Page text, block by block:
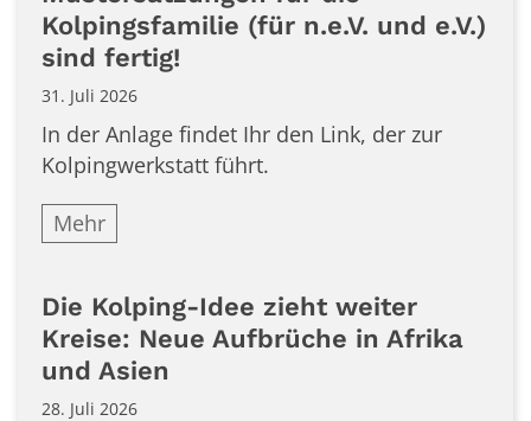
Kolpingsfamilie (für n.e.V. und e.V.)
sind fertig!
31. Juli 2026
In der Anlage findet Ihr den Link, der zur
Kolpingwerkstatt führt.
Mehr
Die Kolping-Idee zieht weiter
Kreise: Neue Aufbrüche in Afrika
und Asien
28. Juli 2026